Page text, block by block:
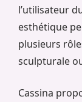
l’utilisateur
esthétique
plusieurs
sculpturale
Cassina